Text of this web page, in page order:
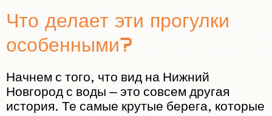
Что делает эти прогулки
особенными?
Начнем с того, что вид на Нижний
Новгород с воды — это совсем другая
история. Те самые крутые берега, которые